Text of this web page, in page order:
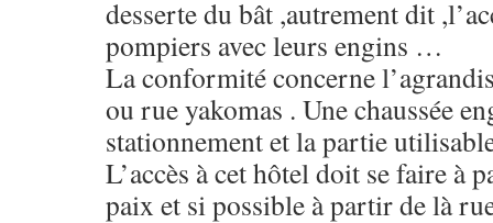
desserte du bât ,autrement dit
pompiers avec leurs engins …
La conformité concerne
ou rue yakomas . Une chaussée
stationnement et la partie
L’accès à cet hôtel doit se faire à
paix et si possible à partir de là